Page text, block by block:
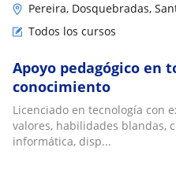
Pereira, Dosquebradas,
Todos los cursos
Apoyo pedagógico en
conocimiento
Licenciado en tecnología con
valores, habilidades blandas,
informática, disp...